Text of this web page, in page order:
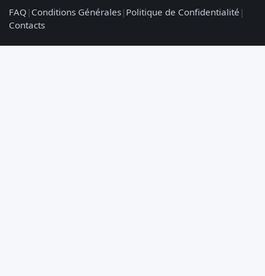
FAQ | Conditions Générales| Politique de Confidentialité |
Contacts